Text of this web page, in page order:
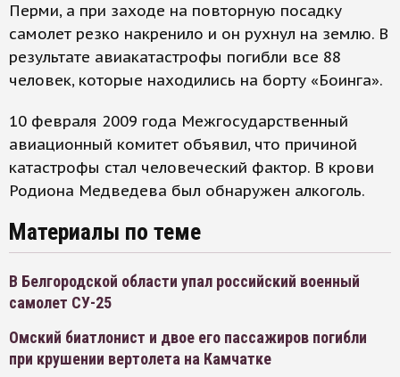
Перми, а при заходе на повторную посадку
самолет резко накренило и он рухнул на землю. В
результате авиакатастрофы погибли все 88
человек, которые находились на борту «Боинга».
10 февраля 2009 года Межгосударственный
авиационный комитет объявил, что причиной
катастрофы стал человеческий фактор. В крови
Родиона Медведева был обнаружен алкоголь.
Материалы по теме
В Белгородской области упал российский военный
самолет СУ-25
Омский биатлонист и двое его пассажиров погибли
при крушении вертолета на Камчатке